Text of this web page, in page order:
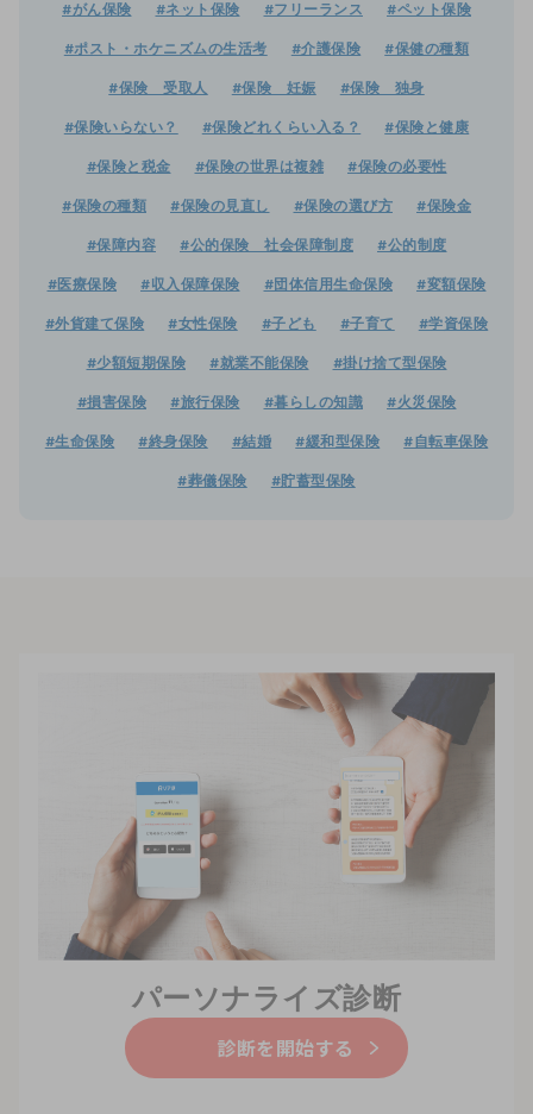
#がん保険 #ネット保険 #フリーランス #ペット保険
#ポスト・ホケニズムの生活考 #介護保険 #保健の種類
#保険 受取人 #保険 妊娠 #保険 独身
#保険いらない？ #保険どれくらい入る？ #保険と健康
#保険と税金 #保険の世界は複雑 #保険の必要性
#保険の種類 #保険の見直し #保険の選び方 #保険金
#保障内容 #公的保険 社会保障制度 #公的制度
#医療保険 #収入保障保険 #団体信用生命保険 #変額保険
#外貨建て保険 #女性保険 #子ども #子育て #学資保険
#少額短期保険 #就業不能保険 #掛け捨て型保険
#損害保険 #旅行保険 #暮らしの知識 #火災保険
#生命保険 #終身保険 #結婚 #緩和型保険 #自転車保険
#葬儀保険 #貯蓄型保険
パーソナライズ診断
診断を開始する